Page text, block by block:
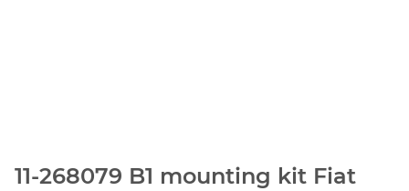
11-268079 B1 mounting kit Fiat